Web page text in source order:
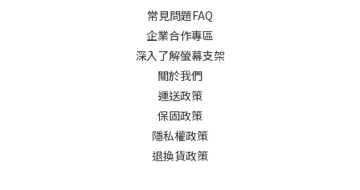
常見問題FAQ
企業合作專區
深入了解螢幕支架
關於我們
運送政策
保固政策
隱私權政策
退換貨政策